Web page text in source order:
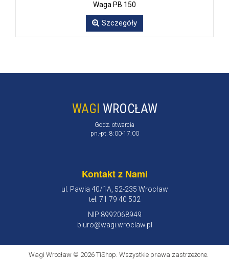
Waga PB 150
Szczegóły
WAGI WROCŁAW
Godz. otwarcia
pn.-pt. 8:00-17:00
Kontakt z Nami
ul. Pawia 40/1A, 52-235 Wrocław
tel. 71 79 40 532
NIP 8992068949
biuro@wagi.wroclaw.pl
Wagi Wrocław © 2026 TiShop. Wszystkie prawa zastrzeżone.